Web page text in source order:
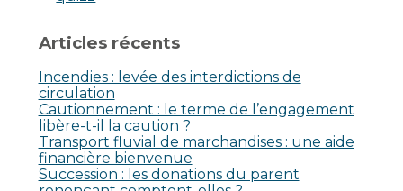
Articles récents
Incendies : levée des interdictions de
circulation
Cautionnement : le terme de l’engagement
libère-t-il la caution ?
Transport fluvial de marchandises : une aide
financière bienvenue
Succession : les donations du parent